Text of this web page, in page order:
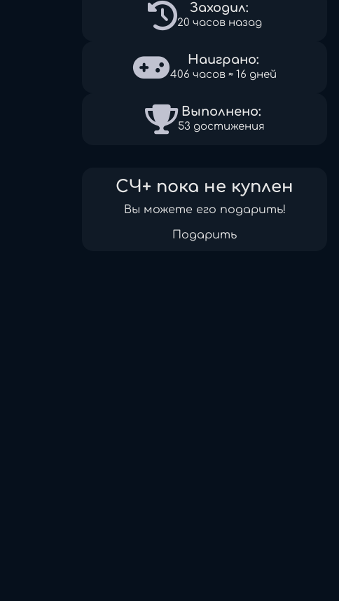
Заходил:
20 часов назад
Наиграно:
406 часов ≈ 16 дней
Выполнено:
53 достижения
СЧ+ пока не куплен
Вы можете его подарить!
Подарить